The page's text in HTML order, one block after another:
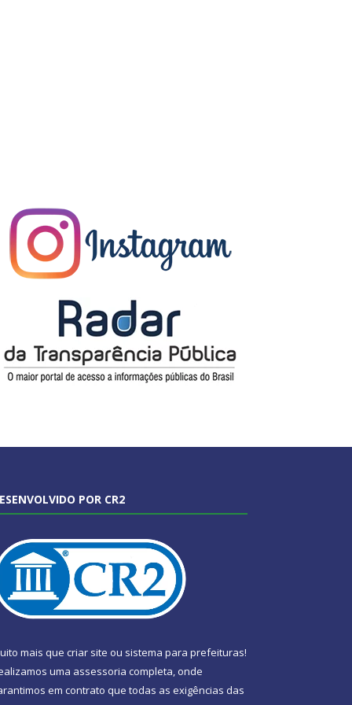
POR CR2
mais que criar site ou sistema para prefeituras!
uma assessoria completa, onde
em contrato que todas as exigências das